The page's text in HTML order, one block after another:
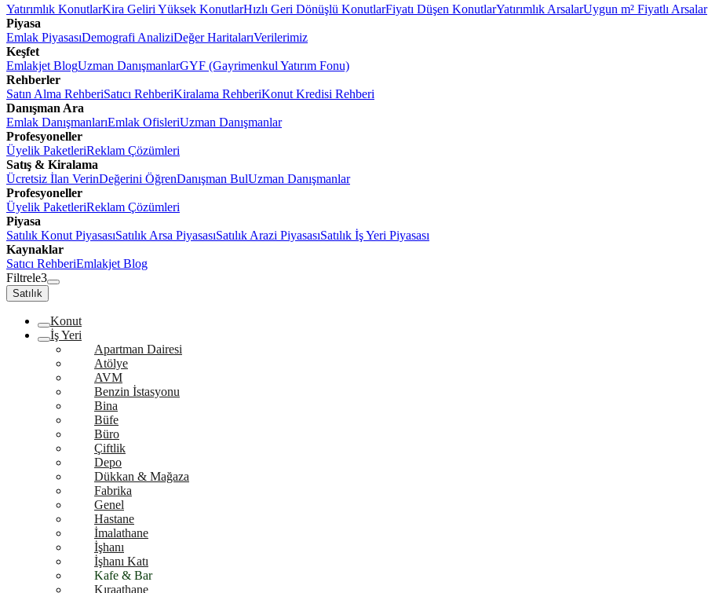
Yatırımlık KonutlarKira Geliri Yüksek KonutlarHızlı Geri Dönüşlü KonutlarFiyatı Düşen KonutlarYatırımlık ArsalarUygun m² Fiyatlı Arsalar
Piyasa
Emlak PiyasasıDemografi AnaliziDeğer HaritalarıVerilerimiz
Keşfet
Emlakjet BlogUzman DanışmanlarGYF (Gayrimenkul Yatırım Fonu)
Rehberler
Satın Alma RehberiSatıcı RehberiKiralama RehberiKonut Kredisi Rehberi
Danışman Ara
Emlak DanışmanlarıEmlak OfisleriUzman Danışmanlar
Profesyoneller
Üyelik PaketleriReklam Çözümleri
Satış & Kiralama
Ücretsiz İlan VerinDeğerini ÖğrenDanışman BulUzman Danışmanlar
Profesyoneller
Üyelik PaketleriReklam Çözümleri
Piyasa
Satılık Konut PiyasasıSatılık Arsa PiyasasıSatılık Arazi PiyasasıSatılık İş Yeri Piyasası
Kaynaklar
Satıcı RehberiEmlakjet Blog
Filtrele3
Satılık
Konut
İş Yeri
Apartman Dairesi
Atölye
AVM
Benzin İstasyonu
Bina
Büfe
Büro
Çiftlik
Depo
Dükkan & Mağaza
Fabrika
Genel
Hastane
İmalathane
İşhanı
İşhanı Katı
Kafe & Bar
Kıraathane